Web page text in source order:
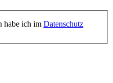
habe ich im Datenschutz